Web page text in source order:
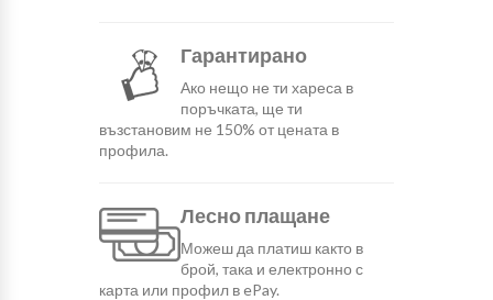
Гарантирано
Ако нещо не ти хареса в
поръчката, ще ти
възстановим не 150% от цената в
профила.
Лесно плащане
Можеш да платиш както в
брой, така и електронно с
карта или профил в ePay.